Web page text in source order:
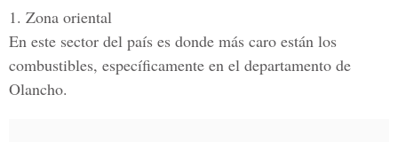
1. Zona oriental
En este sector del país es donde más caro están los
combustibles, específicamente en el departamento de
Olancho.